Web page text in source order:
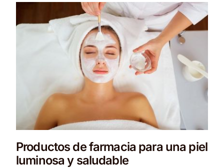
Productos de farmacia para una piel
luminosa y saludable